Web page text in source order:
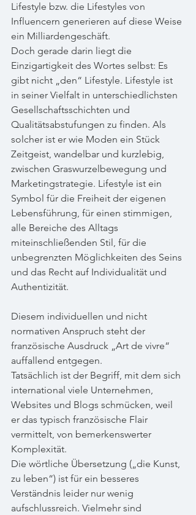
Lifestyle bzw. die Lifestyles von
Influencern generieren auf diese Weise
ein Milliardengeschäft.
Doch gerade darin liegt die
Einzigartigkeit des Wortes selbst: Es
gibt nicht „den“ Lifestyle. Lifestyle ist
in seiner Vielfalt in unterschiedlichsten
Gesellschaftsschichten und
Qualitätsabstufungen zu finden. Als
solcher ist er wie Moden ein Stück
Zeitgeist, wandelbar und kurzlebig,
zwischen Graswurzelbewegung und
Marketingstrategie. Lifestyle ist ein
Symbol für die Freiheit der eigenen
Lebensführung, für einen stimmigen,
alle Bereiche des Alltags
miteinschließenden Stil, für die
unbegrenzten Möglichkeiten des Seins
und das Recht auf Individualität und
Authentizität.
Diesem individuellen und nicht
normativen Anspruch steht der
französische Ausdruck „Art de vivre“
auffallend entgegen.
Tatsächlich ist der Begriff, mit dem sich
international viele Unternehmen,
Websites und Blogs schmücken, weil
er das typisch französische Flair
vermittelt, von bemerkenswerter
Komplexität.
Die wörtliche Übersetzung („die Kunst,
zu leben“) ist für ein besseres
Verständnis leider nur wenig
aufschlussreich. Vielmehr sind